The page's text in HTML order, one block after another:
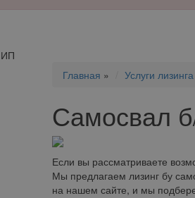
ИП
Главная » Услуги лизинга
Самосвал
Если вы рассматриваете
Мы предлагаем лизинг бу
на нашем сайте, и мы